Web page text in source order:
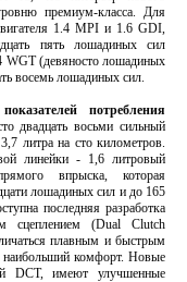
премиум-класса. Для
1.4 MPI и 1.6 GDI,
пять лошадиных сил
WGT (девяносто лошадиных
восемь лошадиных сил.
потребления
двадцать восьми сильный
литра на сто километров.
линейки - 1,6 литровый
впрыска, которая
лошадиных сил и до 165
последняя разработка
сцеплением (Dual Clutch
плавным и быстрым
наибольший комфорт. Новые
DCT, имеют улучшенные